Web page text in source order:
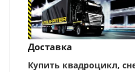
Доставка
Купить квадроцикл,